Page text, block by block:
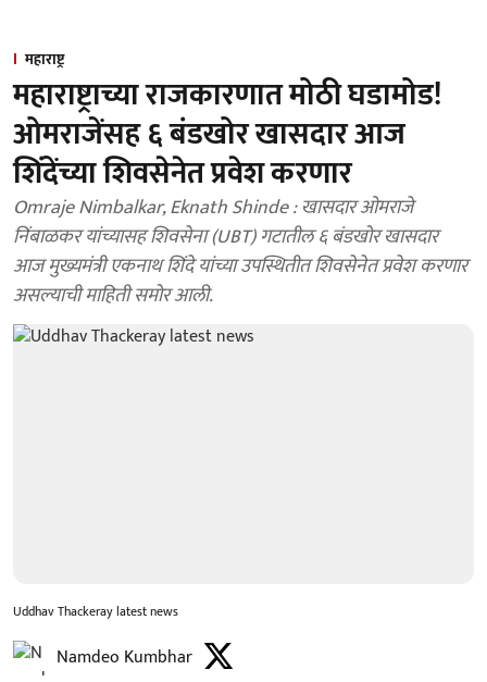
महाराष्ट्र
महाराष्ट्राच्या राजकारणात मोठी घडामोड!
ओमराजेंसह ६ बंडखोर खासदार आज
शिंदेंच्या शिवसेनेत प्रवेश करणार
Omraje Nimbalkar, Eknath Shinde : खासदार ओमराजे
निंबाळकर यांच्यासह शिवसेना (UBT) गटातील ६ बंडखोर खासदार
आज मुख्यमंत्री एकनाथ शिंदे यांच्या उपस्थितीत शिवसेनेत प्रवेश करणार
असल्याची माहिती समोर आली.
Uddhav Thackeray latest news
Namdeo Kumbhar